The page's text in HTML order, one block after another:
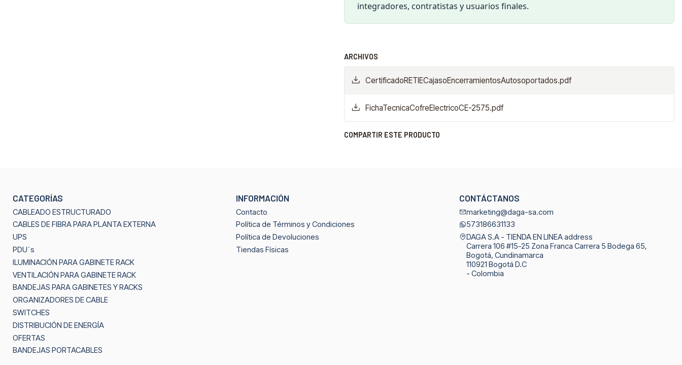
integradores, contratistas y usuarios finales.
ARCHIVOS
CertificadoRETIECajasoEncerramientosAutosoportados.pdf
FichaTecnicaCofreElectricoCE-2575.pdf
COMPARTIR ESTE PRODUCTO
CATEGORÍAS
CABLEADO ESTRUCTURADO
CABLES DE FIBRA PARA PLANTA EXTERNA
UPS
PDU´s
ILUMINACIÓN PARA GABINETE RACK
VENTILACIÓN PARA GABINETE RACK
BANDEJAS PARA GABINETES Y RACKS
ORGANIZADORES DE CABLE
SWITCHES
DISTRIBUCIÓN DE ENERGÍA
OFERTAS
BANDEJAS PORTACABLES
INFORMACIÓN
Contacto
Política de Términos y Condiciones
Política de Devoluciones
Tiendas Físicas
CONTÁCTANOS
marketing@daga-sa.com
573186631133
DAGA S.A - TIENDA EN LINEA address
Carrera 106 #15-25 Zona Franca Carrera 5 Bodega 65,
Bogotá, Cundinamarca
110921 Bogotá D.C
- Colombia